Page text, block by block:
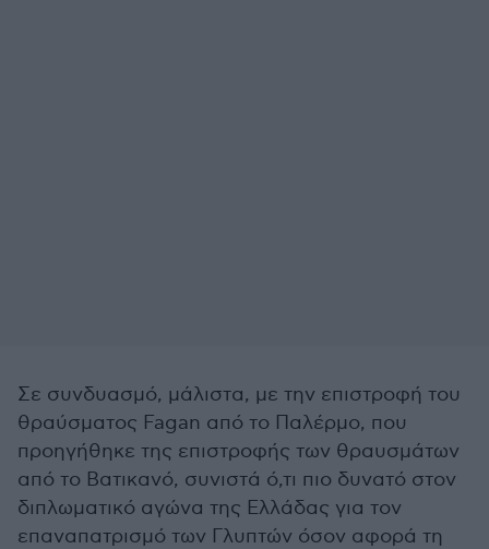
Σε συνδυασμό, μάλιστα, με την επιστροφή του
θραύσματος Fagan από το Παλέρμο, που
προηγήθηκε της επιστροφής των θραυσμάτων
από το Βατικανό, συνιστά ό,τι πιο δυνατό στον
διπλωματικό αγώνα της Ελλάδας για τον
επαναπατρισμό των Γλυπτών όσον αφορά τη